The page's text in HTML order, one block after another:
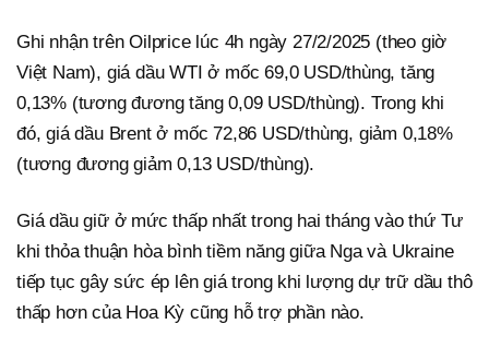
Ghi nhận trên Oilprice lúc 4h ngày 27/2/2025 (theo giờ
Việt Nam), giá dầu WTI ở mốc 69,0 USD/thùng, tăng
0,13% (tương đương tăng 0,09 USD/thùng). Trong khi
đó, giá dầu Brent ở mốc 72,86 USD/thùng, giảm 0,18%
(tương đương giảm 0,13 USD/thùng).
Giá dầu giữ ở mức thấp nhất trong hai tháng vào thứ Tư
khi thỏa thuận hòa bình tiềm năng giữa Nga và Ukraine
tiếp tục gây sức ép lên giá trong khi lượng dự trữ dầu thô
thấp hơn của Hoa Kỳ cũng hỗ trợ phần nào.